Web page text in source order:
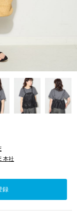
本社
録